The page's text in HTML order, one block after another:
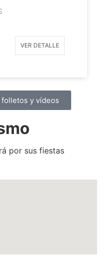
VER DETALLE
y vídeos
por sus fiestas